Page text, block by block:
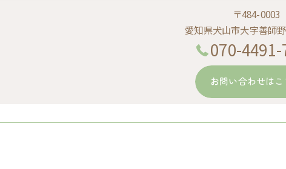
〒484-0003
愛知県犬山市大字善師
070-
お問い合わせはこ